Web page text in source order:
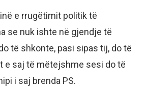
e rrugëtimit politik të
se nuk ishte në gjendje të
të shkonte, pasi sipas tij, do të
e saj të mëtejshme sesi do të
i saj brenda PS.